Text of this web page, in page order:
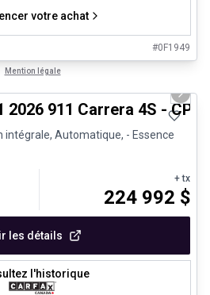
votre achat
#0F1949
Mention légale
Next
911 Carrera 4S - CPO
intégrale, Automatique, - Essence
+ tx
224 992 $
les détails
l'historique